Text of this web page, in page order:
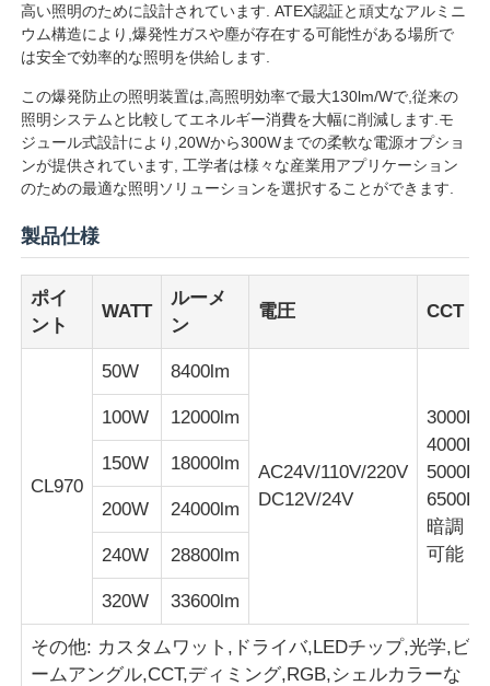
企業情報
会社案内
高い照明のために設計されています. ATEX認証と頑丈なアルミニ
ウム構造により,爆発性ガスや塵が存在する可能性がある場所で
は安全で効率的な照明を供給します.
この爆発防止の照明装置は,高照明効率で最大130lm/Wで,従来の
照明システムと比較してエネルギー消費を大幅に削減します.モ
ジュール式設計により,20Wから300Wまでの柔軟な電源オプショ
ンが提供されています, 工学者は様々な産業用アプリケーション
のための最適な照明ソリューションを選択することができます.
製品仕様
ポイ
ント
WATT
ルーメ
ン
電圧 CCT
CL970
50W 8400lm
AC24V/110V/220V
DC12V/24V
3000K
4000K
5000K
6500K
暗調
可能
100W 12000lm
150W 18000lm
200W 24000lm
240W 28800lm
320W 33600lm
その他: カスタムワット,ドライバ,LEDチップ,光学,ビ
ームアングル,CCT,ディミング,RGB,シェルカラーな